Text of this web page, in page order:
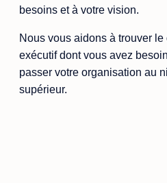
besoins et à votre vision.
Nous vous aidons à trouver le
exécutif dont vous avez
passer votre organisation au
supérieur.